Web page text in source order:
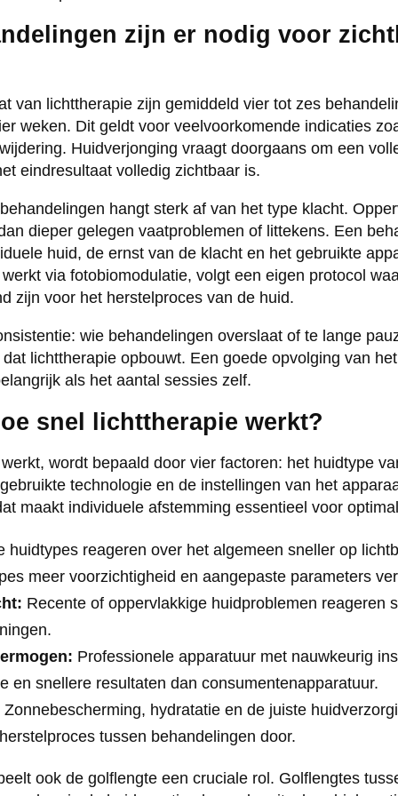
zijn er nodig voor
van lichttherapie zijn gemiddeld vier tot zes
weken. Dit geldt voor veelvoorkomende indicaties
Huidverjonging vraagt doorgaans om een
eindresultaat volledig zichtbaar is.
hangt sterk af van het type klacht.
dieper gelegen vaatproblemen of littekens. Een
huid, de ernst van de klacht en het gebruikte
via fotobiomodulatie, volgt een eigen protocol
zijn voor het herstelproces van de huid.
wie behandelingen overslaat of te lange
lichttherapie opbouwt. Een goede opvolging van
als het aantal sessies zelf.
snel lichttherapie werkt?
wordt bepaald door vier factoren: het huidtype
technologie en de instellingen van het
maakt individuele afstemming essentieel voor
huidtypes reageren over het algemeen sneller op
meer voorzichtigheid en aangepaste parameters
Recente of oppervlakkige huidproblemen reageren
Professionele apparatuur met nauwkeurig
en snellere resultaten dan consumentenapparatuur.
Zonnebescherming, hydratatie en de juiste
tussen behandelingen door.
ook de golflengte een cruciale rol. Golflengtes